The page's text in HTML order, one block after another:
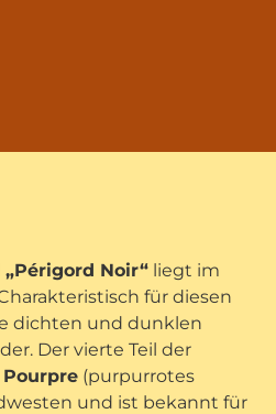
„Périgord Noir“ liegt im
für diesen
dichten und dunklen
Der vierte Teil der
(purpurrotes
und ist bekannt für